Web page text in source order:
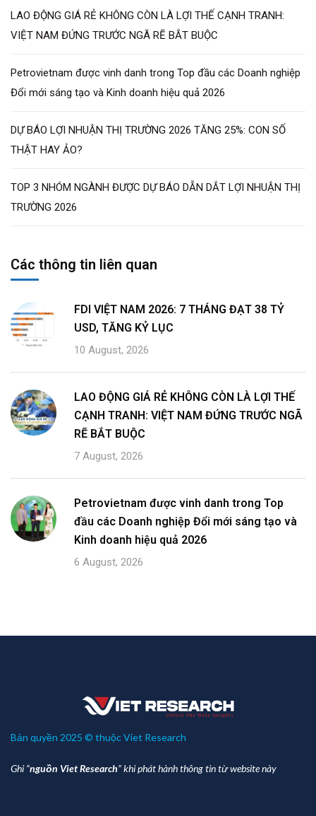
LAO ĐỘNG GIÁ RẺ KHÔNG CÒN LÀ LỢI THẾ CẠNH TRANH:
VIỆT NAM ĐỨNG TRƯỚC NGÃ RẼ BẮT BUỘC
Petrovietnam được vinh danh trong Top đầu các Doanh nghiệp
Đổi mới sáng tạo và Kinh doanh hiệu quả 2026
DỰ BÁO LỢI NHUẬN THỊ TRƯỜNG 2026 TĂNG 25%: CON SỐ
THẬT HAY ẢO?
TOP 3 NHÓM NGÀNH ĐƯỢC DỰ BÁO DẪN DẮT LỢI NHUẬN THỊ
TRƯỜNG 2026
Các thông tin liên quan
FDI VIỆT NAM 2026: 7 THÁNG ĐẠT 38 TỶ
USD, TĂNG KỶ LỤC
10 August, 2026
LAO ĐỘNG GIÁ RẺ KHÔNG CÒN LÀ LỢI THẾ
CẠNH TRANH: VIỆT NAM ĐỨNG TRƯỚC NGÃ
RẼ BẮT BUỘC
7 August, 2026
Petrovietnam được vinh danh trong Top
đầu các Doanh nghiệp Đổi mới sáng tạo và
Kinh doanh hiệu quả 2026
6 August, 2026
Bản quyền 2025 © thuộc Viet Research
Ghi “nguồn Viet Research” khi phát hành thông tin từ website này